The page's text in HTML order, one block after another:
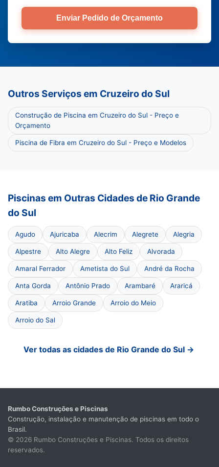
Enviar Pedido de Orçamento
Outros Serviços em Cruzeiro do Sul
Construção de Piscina em Cruzeiro do Sul - Preço e
Orçamento
Piscina de Fibra em Cruzeiro do Sul - Preço e Modelos
Piscinas em Outras Cidades de Rio Grande
do Sul
Agudo Ajuricaba Alecrim Alegrete Alegria
Alpestre Alto Alegre Alto Feliz Alvorada
Amaral Ferrador Ametista do Sul André da Rocha
Anta Gorda Antônio Prado Arambaré Araricá
Aratiba Arroio Grande Arroio do Meio
Arroio do Sal
Ver todas as cidades de Rio Grande do Sul →
Rumbo Construções e Piscinas
Construção, instalação e manutenção de piscinas em todo o
Brasil.
© 2026 Rumbo Construções e Piscinas. Todos os direitos
reservados.